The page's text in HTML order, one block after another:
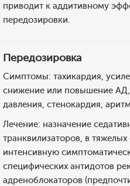
приводит к аддитивному
передозировки.
Передозировка
Симптомы: тахикардия,
снижение или повышение АД,
давления, стенокардия,
Лечение: назначение
транквилизаторов, в тяжелых
интенсивную
специфических антидотов
адреноблокаторов